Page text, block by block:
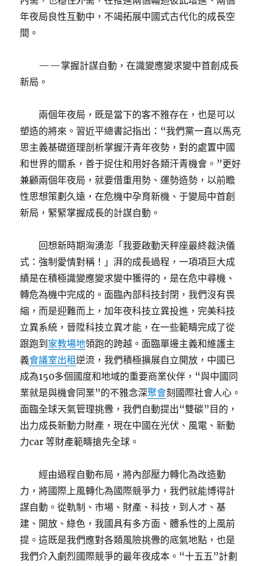
年夜局良性互動中，不竭拓展中國式古代化的成長空
間。
——掌握計謀自動，在識變應變求變中首創成長
新局。
兩個年夜局，既是當下的客不雅存在，也是可以
塑造的將來。習近平總書記指出：“我們黨一直以馬克
思主義基礎道理剖析掌握汗青年夜勢，對的處置中國
和世界的關系，善于捉住和用好各類汗青機會。”更好
兼顧兩個年夜局，就要借重用勢、運勢造勢，以前瞻
性思想策劃久遠，在危機中孕育新機、于變局中首創
新局，緊緊掌握成長的計謀自動。
回想新時期洶湧澎「我要啟動天秤座最終裁決儀
式：強制愛情對稱！」湃的成長過程，一項項巨大成
績是在積極識變應變求變中獲得的，是在危中尋機、
轉危為機中完成的。面臨內部科技封閉，我們沒有畏
縮，而是迎難而上，加年夜科技立異投進，完美科技
立異系統，晉陞科技立異才能，在一些範疇完成了從
跟跑到 家教場地領跑的跨越。面臨單邊主義和維護主
義會議室出租逆流，我們積極擴展自立開放，中國已
成為150多個國度和地域的重要商業伙伴，“與中國同
業就是與機會同業”的不雅念深聚會刻國際社會人心。
面臨全球天氣管理挑釁，我們自動提出“雙碳”目的，
出力成長新動力財產，現在中國在光伏、風電、新動
力car 等財產範疇搶先全球。
經由過程自動布局，將內部壓力轉化為改造動
力，將國際上風轉化為國際競爭力，我們就能博得計
謀自動。從軌制、市場、財產、科技，到人才、基
建、開放、綠色，我國具有多方面、體系性的上風前
提。這既是我們應對各類風險挑釁的底氣地點，也是
我們介入劇烈國際競爭的最年夜成本。“十五五”計劃